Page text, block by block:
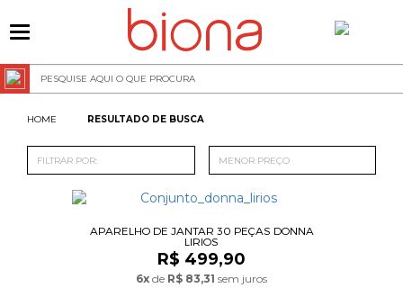
RESULTADO DE BUSCA
FILTRAR POR: MENOR PREÇO
APARELHO DE JANTAR 30 PEÇAS DONNA
LIRIOS
R$ 499,90
6x de R$ 83,31 sem juros